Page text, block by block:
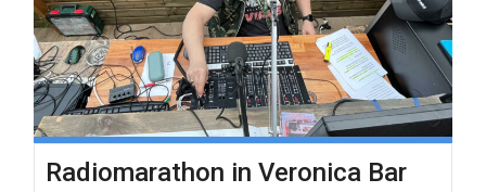
Radiomarathon in Veronica Bar